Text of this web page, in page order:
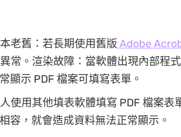
老舊：若長期使用舊版 Adobe
常。渲染故障：當軟體出現內部程
顯示 PDF 檔案可填寫表單。
使用其他填表軟體填寫 PDF 檔案表
容，就會造成資料無法正常顯示。